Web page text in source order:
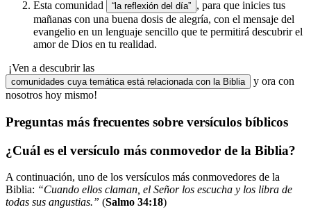
Esta comunidad
“la reflexión del día” , para que inicies tus
mañanas con una buena dosis de alegría, con el mensaje del
evangelio en un lenguaje sencillo que te permitirá descubrir el
amor de Dios en tu realidad.
¡Ven a descubrir las
comunidades cuya temática está relacionada con la Biblia
y ora con
nosotros hoy mismo!
Preguntas más frecuentes sobre versículos bíblicos
¿Cuál es el versículo más conmovedor de la Biblia?
A continuación, uno de los versículos más conmovedores de la
Biblia: “Cuando ellos claman, el Señor los escucha y los libra de
todas sus angustias.” (Salmo 34:18)